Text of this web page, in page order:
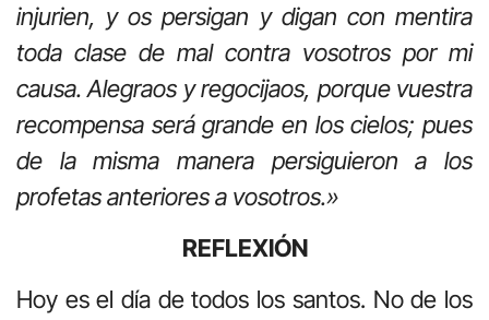
injurien, y os persigan y digan con mentira
toda clase de mal contra vosotros por mi
causa. Alegraos y regocijaos, porque vuestra
recompensa será grande en los cielos; pues
de la misma manera persiguieron a los
profetas anteriores a vosotros.»
REFLEXIÓN
Hoy es el día de todos los santos. No de los